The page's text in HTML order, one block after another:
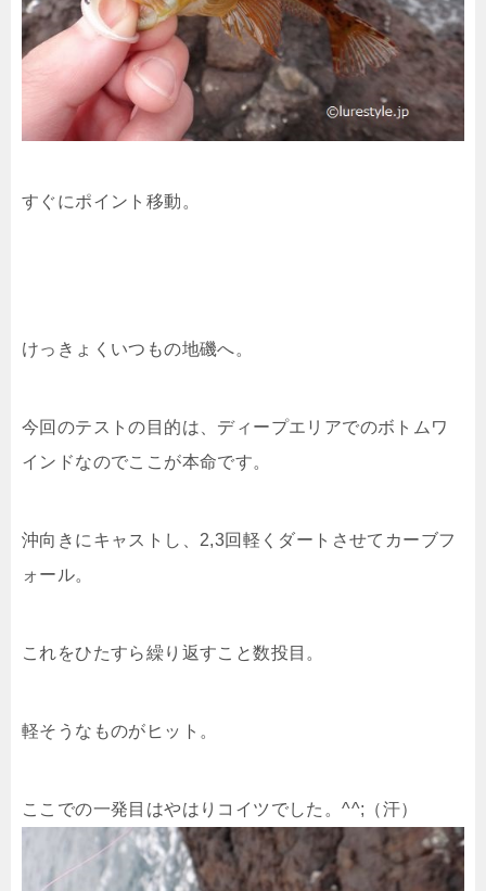
すぐにポイント移動。
けっきょくいつもの地磯へ。
今回のテストの目的は、ディープエリアでのボトムワ
インドなのでここが本命です。
沖向きにキャストし、2,3回軽くダートさせてカーブフ
ォール。
これをひたすら繰り返すこと数投目。
軽そうなものがヒット。
ここでの一発目はやはりコイツでした。^^;（汗）